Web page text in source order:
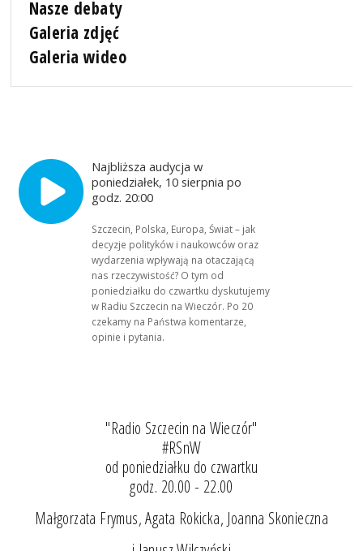
Nasze debaty
Galeria zdjęć
Galeria wideo
Najbliższa audycja w
poniedziałek, 10 sierpnia po
godz. 20:00
Szczecin, Polska, Europa, Świat – jak
decyzje polityków i naukowców oraz
wydarzenia wpływają na otaczającą
nas rzeczywistość? O tym od
poniedziałku do czwartku dyskutujemy
w Radiu Szczecin na Wieczór. Po 20
czekamy na Państwa komentarze,
opinie i pytania.
"Radio Szczecin na Wieczór"
#RSnW
od poniedziałku do czwartku
godz. 20.00 - 22.00
Małgorzata Frymus, Agata Rokicka, Joanna Skonieczna